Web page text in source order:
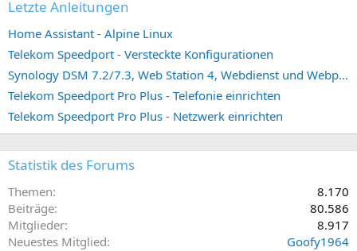
Letzte Anleitungen
Home Assistant - Alpine Linux
Telekom Speedport - Versteckte Konfigurationen
Synology DSM 7.2/7.3, Web Station 4, Webdienst und Webportal erstellen (ehemals vHost)
Telekom Speedport Pro Plus - Telefonie einrichten
Telekom Speedport Pro Plus - Netzwerk einrichten
Statistik des Forums
Themen
8.170
Beiträge
80.586
Mitglieder
8.917
Neuestes Mitglied
Goofy1964